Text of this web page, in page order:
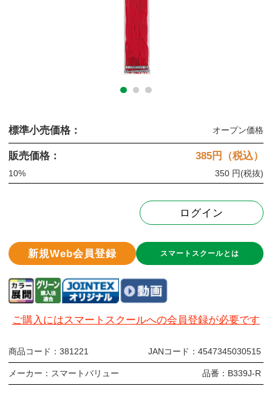
標準小売価格： オープン価格
販売価格： 385円（税込）
10% 350 円(税抜)
ログイン
新規Web会員登録 スマートスクールとは
ご購入にはスマートスクールへの会員登録が必要です
商品コード： 381221 JANコード： 4547345030515
メーカー： スマートバリュー 品番： B339J-R